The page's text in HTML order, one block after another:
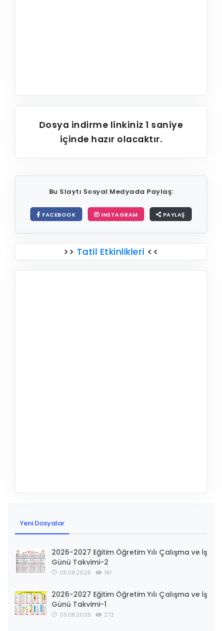
Dosya indirme linkiniz1 saniye
içinde hazır olacaktır.
Bu Slaytı Sosyal Medyada Paylaş:
FACEBOOK INSTAGRAM PAYLAŞ
>> Tatil Etkinlikleri <<
Yeni Dosyalar
2026-2027 Eğitim Öğretim Yılı Çalışma ve İş
Günü Takvimi-2
05.08.2026 181
2026-2027 Eğitim Öğretim Yılı Çalışma ve İş
Günü Takvimi-1
03.08.2026 272